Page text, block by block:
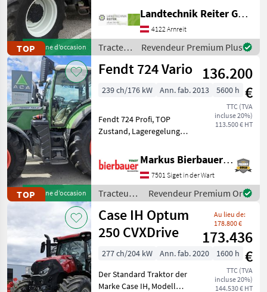
TOPMachine d’occasion
Tier 4 A 6 Zylinder FPT
Motor mit 6, 7Liter
Hurbraum 218 PS mit
Power Plus Boost 50kmh
Druc
Landtechnik Reiter GmbH.
4122 Arnreit
Tracteurs
/ Steyr
Revendeur Premium Plus
TOPMachine d’occasion
Fendt 724 Vario 136.200
€
TTC (TVA
incluse 20%)
113.500 € HT
239 ch/176 kW Ann. fab. 2013 5600 h
Fendt 724 Profi, TOP
Zustand, Lageregelung
Klimaautomatik, Druckluft,
152 Liter Pumpe,
Entraînement: Toutes roues
motrices, Transmission à
variatio
Markus Bierbauer GmbH
7501 Siget in der Wart
Tracteurs
/ Fendt
Revendeur Premium Or
Case IH Optum
250 CVXDrive
Au lieu de:
178.800 €
173.436
€
TTC (TVA
incluse 20%)
144.530 € HT
277 ch/204 kW Ann. fab. 2020
1600 h
Der Standard Traktor der
Marke Case IH, Modell